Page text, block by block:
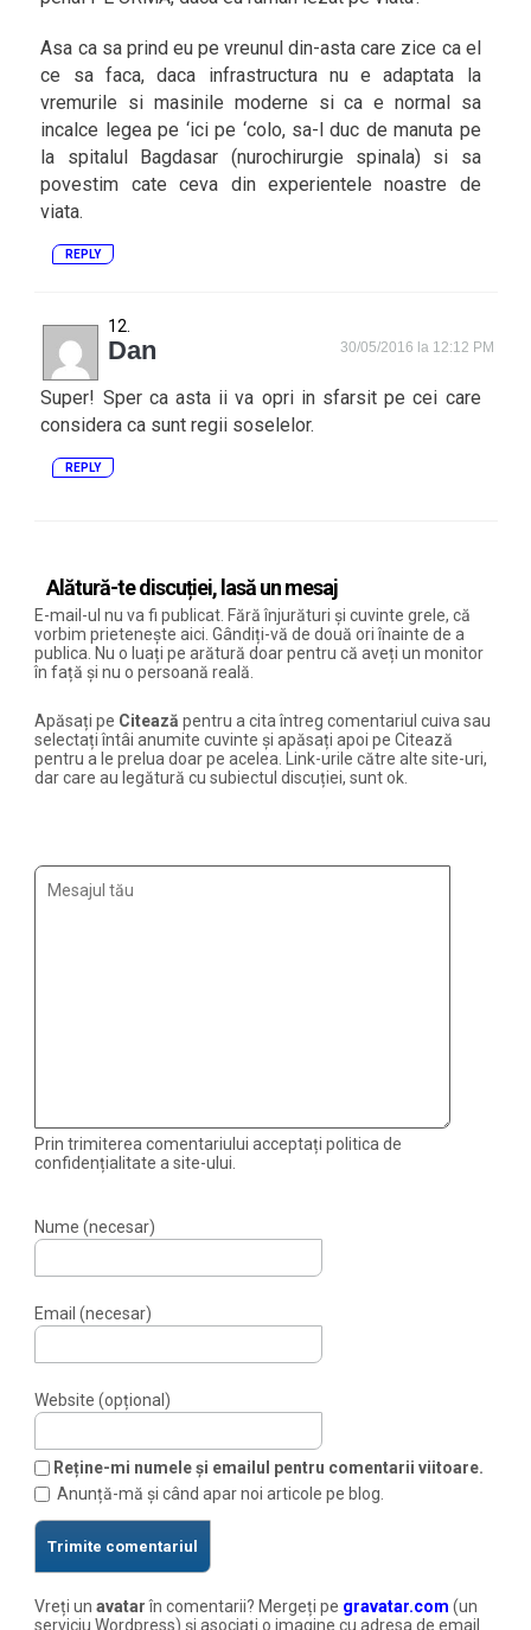
Asa ca sa prind eu pe vreunul din-asta care zice ca el
ce sa faca, daca infrastructura nu e adaptata la
vremurile si masinile moderne si ca e normal sa
incalce legea pe ‘ici pe ‘colo, sa-l duc de manuta pe
la spitalul Bagdasar (nurochirurgie spinala) si sa
povestim cate ceva din experientele noastre de
viata.
REPLY
Dan 30/05/2016 la 12:12 PM
Super! Sper ca asta ii va opri in sfarsit pe cei care
considera ca sunt regii soselelor.
REPLY
Alătură-te discuției, lasă un mesaj
E-mail-ul nu va fi publicat. Fără înjurături și cuvinte grele, că
vorbim prietenește aici. Gândiți-vă de două ori înainte de a
publica. Nu o luați pe arătură doar pentru că aveți un monitor
în față și nu o persoană reală.
Apăsați pe Citează pentru a cita întreg comentariul cuiva sau
selectați întâi anumite cuvinte și apăsați apoi pe Citează
pentru a le prelua doar pe acelea. Link-urile către alte site-uri,
dar care au legătură cu subiectul discuției, sunt ok.
Prin trimiterea comentariului acceptați politica de
confidențialitate a site-ului.
Nume (necesar)
Email (necesar)
Website (opțional)
Reține-mi numele și emailul pentru comentarii viitoare.
Anunță-mă și când apar noi articole pe blog.
Vreți unavatarîn comentarii? Mergeți pe gravatar.com (un
serviciu Wordpress) și asociați o imagine cu adresa de email